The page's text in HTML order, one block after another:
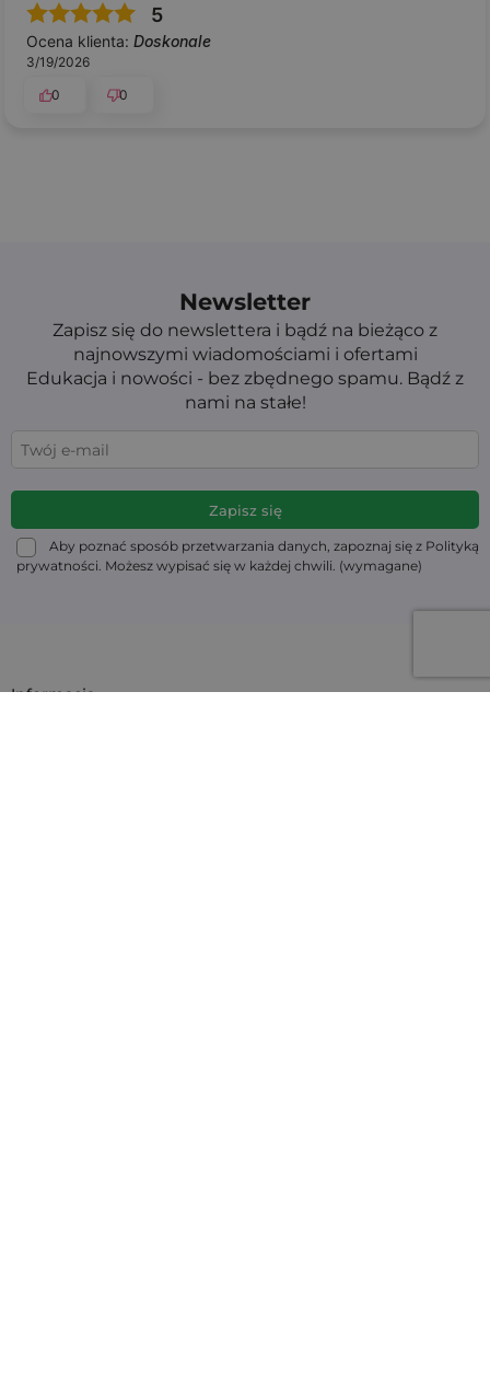
5
Ocena klienta: Doskonale
3/19/2026
0
0
Newsletter
Zapisz się do newslettera i bądź na bieżąco z
najnowszymi wiadomościami i ofertami
Edukacja i nowości - bez zbędnego spamu. Bądź z
nami na stałe!
Aby poznać sposób przetwarzania danych, zapoznaj się z Polityką
prywatności. Możesz wypisać się w każdej chwili. (wymagane)
Informacja